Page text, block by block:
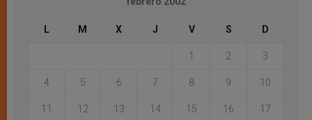
L M X J V S D
1 2 3
4 5 6 7 8 9 10
11 12 13 14 15 16 17